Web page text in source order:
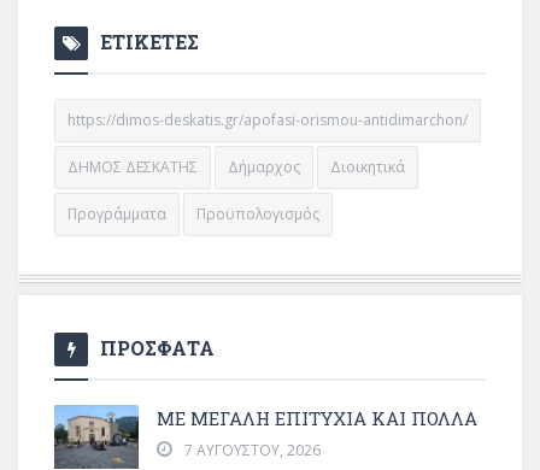
ΕΤΙΚΕΤΕΣ
https://dimos-deskatis.gr/apofasi-orismou-antidimarchon/
ΔΗΜΟΣ ΔΕΣΚΑΤΗΣ Δήμαρχος Διοικητικά
Προγράμματα Προϋπολογισμός
ΠΡΟΣΦΑΤΑ
ΜΕ ΜΕΓΆΛΗ ΕΠΙΤΥΧΊΑ ΚΑΙ ΠΟΛΛΆ
7 ΑΥΓΟΎΣΤΟΥ, 2026